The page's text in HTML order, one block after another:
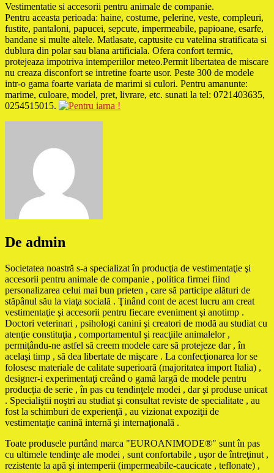
Vestimentatie si accesorii pentru animale de companie.
Pentru aceasta perioada: haine, costume, pelerine, veste, compleuri,
fustite, pantaloni, papucei, sepcute, impermeabile, papioane, esarfe,
bandane si multe altele. Matlasate, captusite cu vatelina stratificata si
dublura din polar sau blana artificiala. Ofera confort termic,
protejeaza impotriva intemperiilor meteo.Permit libertatea de miscare
nu creaza disconfort se intretine foarte usor. Peste 300 de modele
intr-o gama foarte variata de marimi si culori. Pentru amanunte:
marime, culoare, model, pret, livrare, etc. sunati la tel: 0721403635,
0254515015.
De admin
Societatea noastră s-a specializat în producţia de vestimentaţie şi
accesorii pentru animale de companie , politica firmei fiind
personalizarea celui mai bun prieten , care să participe alături de
stăpânul său la viaţa socială . Ţinând cont de acest lucru am creat
vestimentaţie şi accesorii pentru fiecare eveniment şi anotimp .
Doctori veterinari , psihologi canini şi creatori de modă au studiat cu
atenţie constituţia , comportamentul şi reacţiile animalelor ,
permiţându-ne astfel să creem modele care să protejeze dar , în
acelaşi timp , să dea libertate de mişcare . La confecţionarea lor se
folosesc materiale de calitate superioară (majoritatea import Italia) ,
designer-i experimentaţi creând o gamă largă de modele pentru
producţia de serie , în pas cu tendinţele modei , dar şi produse unicat
. Specialiştii noştri au studiat şi consultat reviste de specialitate , au
fost la schimburi de experienţă , au vizionat expoziţii de
vestimentaţie canină internă şi internaţională .
Toate produsele purtând marca "EUROANIMODE®" sunt în pas
cu ultimele tendinţe ale modei , sunt confortabile , uşor de întreţinut ,
rezistente la apă şi intemperii (impermeabile-caucicate , teflonate) ,